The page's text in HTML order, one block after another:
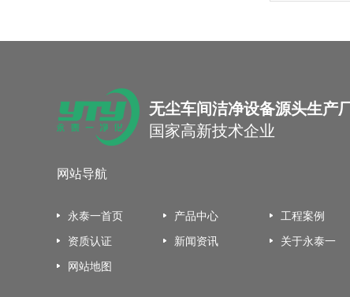
上海国际博览中心
无尘车间洁净设备源头生产
国家高新技术企业
网站导航
永泰一首页 产品中心
工程案例
资质认证
新闻资讯
关于永泰一
网站地图